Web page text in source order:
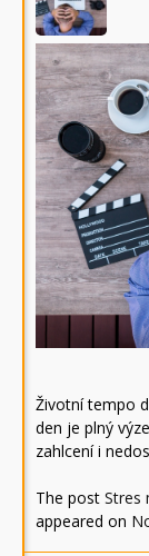
Životní tempo
den je plný
zahlcení i
The post Stres
appeared on